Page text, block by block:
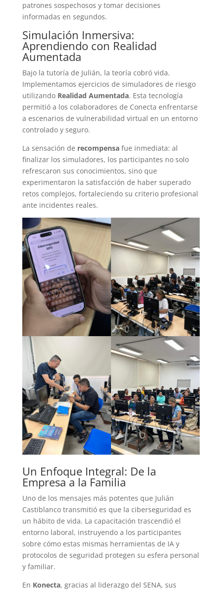
patrones sospechosos y tomar decisiones
informadas en segundos.
Simulación Inmersiva:
Aprendiendo con Realidad
Aumentada
Bajo la tutoría de Julián, la teoría cobró vida.
Implementamos ejercicios de simuladores de riesgo
utilizando Realidad Aumentada. Esta tecnología
permitió a los colaboradores de Conecta enfrentarse
a escenarios de vulnerabilidad virtual en un entorno
controlado y seguro.
La sensación de recompensafue inmediata: al
finalizar los simuladores, los participantes no solo
refrescaron sus conocimientos, sino que
experimentaron la satisfacción de haber superado
retos complejos, fortaleciendo su criterio profesional
ante incidentes reales.
Un Enfoque Integral: De la
Empresa a la Familia
Uno de los mensajes más potentes que Julián
Castiblanco transmitió es que la ciberseguridad es
un hábito de vida. La capacitación trascendió el
entorno laboral, instruyendo a los participantes
sobre cómo estas mismas herramientas de IA y
protocolos de seguridad protegen su esfera personal
y familiar.
En Konecta, gracias al liderazgo del SENA, sus